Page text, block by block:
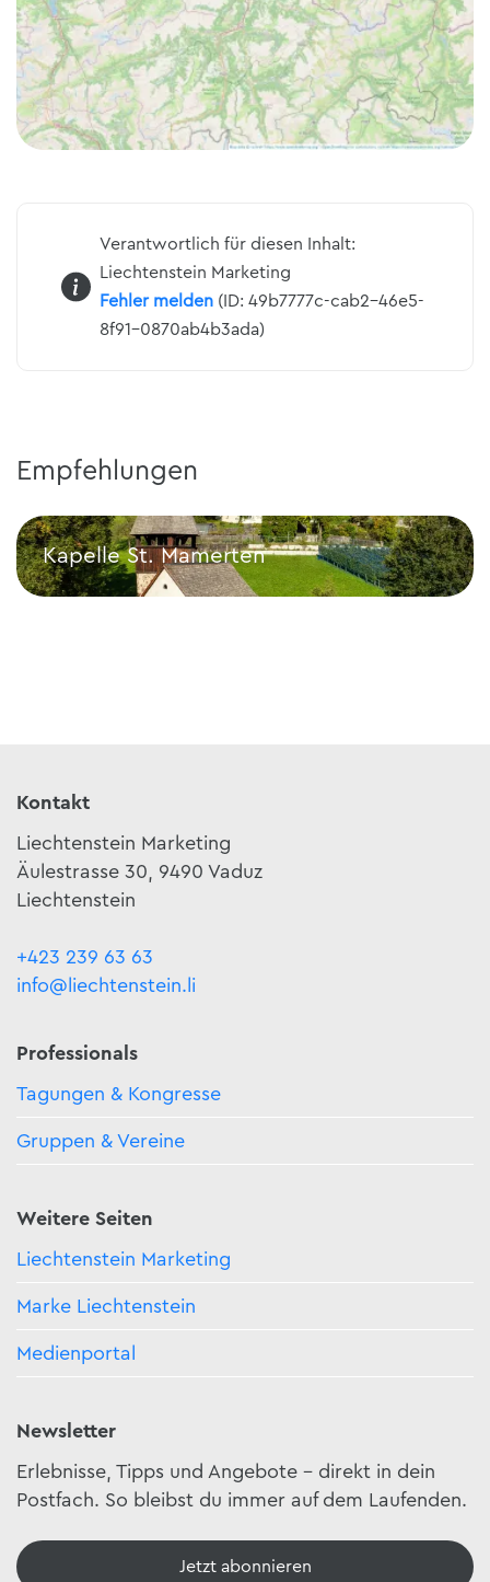
Verantwortlich für diesen Inhalt:
Liechtenstein Marketing
Fehler melden(ID: 49b7777c-cab2-46e5-
8f91-0870ab4b3ada)
Empfehlungen
Kapelle St. Mamerten
Kapelle St. Mamerten
Kontakt
Liechtenstein Marketing
Äulestrasse 30, 9490 Vaduz
Liechtenstein
+423 239 63 63
info@liechtenstein.li
Professionals
Tagungen & Kongresse
Gruppen & Vereine
Weitere Seiten
Liechtenstein Marketing
Marke Liechtenstein
Medienportal
Newsletter
Erlebnisse, Tipps und Angebote – direkt in dein
Postfach. So bleibst du immer auf dem Laufenden.
Jetzt abonnieren